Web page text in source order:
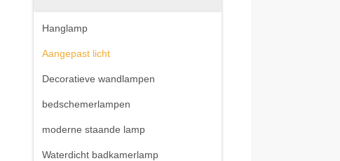
Hanglamp
Aangepast licht
Decoratieve wandlampen
bedschemerlampen
moderne staande lamp
Waterdicht badkamerlamp